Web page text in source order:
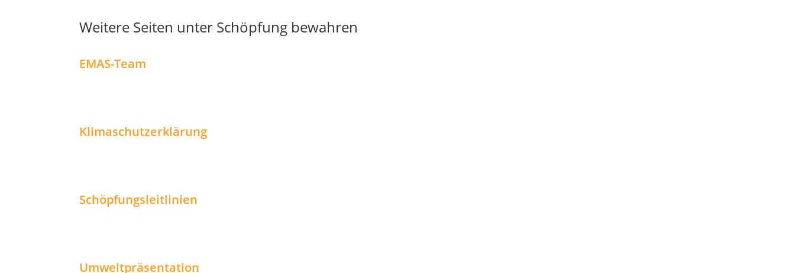
Weitere Seiten unter Schöpfung bewahren
EMAS-Team
Klimaschutzerklärung
Schöpfungsleitlinien
Umweltpräsentation